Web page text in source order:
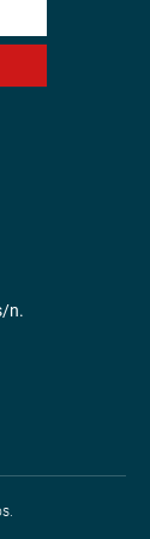
de los
“se
n.